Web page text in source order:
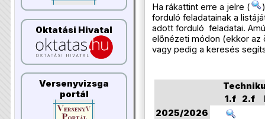
Oktatási Hivatal
Versenyvizsga
portál
Ha rákattint erre a jelre (
forduló feladatainak a
adott forduló feladatai.
előnézeti módon (ekkor
vagy pedig a keresés
1.f
2.f
2025/2026